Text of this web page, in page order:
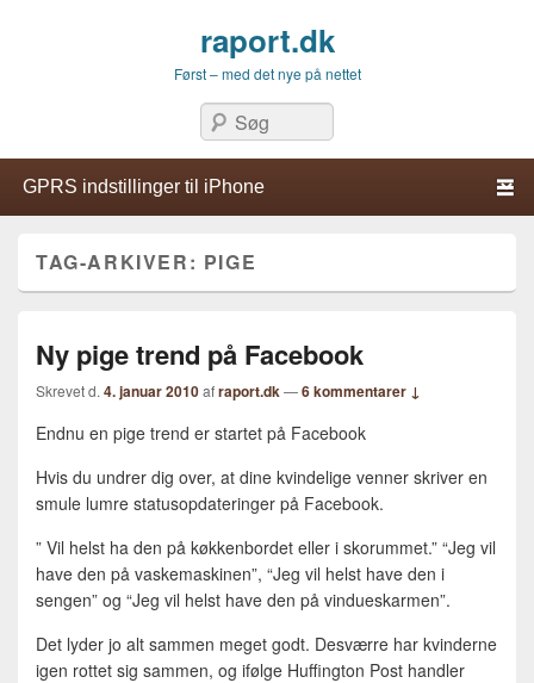
raport.dk
Først – med det nye på nettet
Søg
TAG-ARKIVER: PIGE
Ny pige trend på Facebook
Skrevet d. 4. januar 2010afraport.dk—6 kommentarer ↓
Endnu en pige trend er startet på Facebook
Hvis du undrer dig over, at dine kvindelige venner skriver en
smule lumre statusopdateringer på Facebook.
” Vil helst ha den på køkkenbordet eller i skorummet.” “Jeg vil
have den på vaskemaskinen”, “Jeg vil helst have den i
sengen” og “Jeg vil helst have den på vindueskarmen”.
Det lyder jo alt sammen meget godt. Desværre har kvinderne
igen rottet sig sammen, og ifølge Huffington Post handler